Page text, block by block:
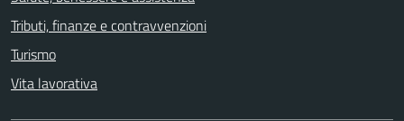
Tributi, finanze e contravvenzioni
Turismo
Vita lavorativa